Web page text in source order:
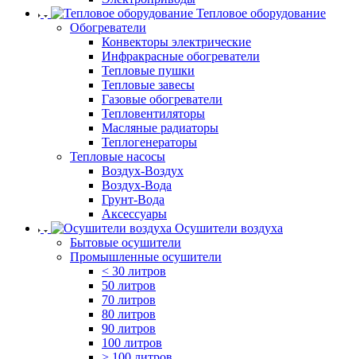
Тепловое оборудование
Обогреватели
Конвекторы электрические
Инфракрасные обогреватели
Тепловые пушки
Тепловые завесы
Газовые обогреватели
Тепловентиляторы
Масляные радиаторы
Теплогенераторы
Тепловые насосы
Воздух-Воздух
Воздух-Вода
Грунт-Вода
Аксессуары
Осушители воздуха
Бытовые осушители
Промышленные осушители
< 30 литров
50 литров
70 литров
80 литров
90 литров
100 литров